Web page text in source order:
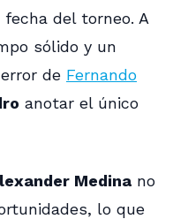
del torneo. A
sólido y un
de Fernando
anotar el único
Medina no
lo que